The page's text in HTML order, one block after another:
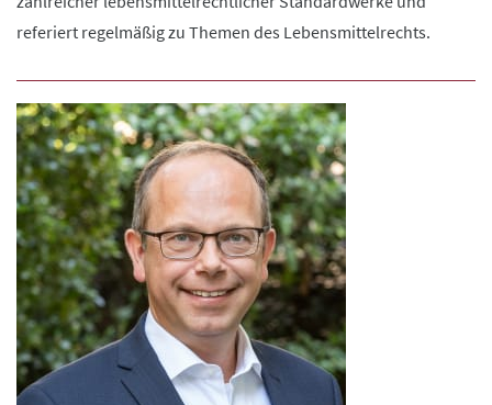
referiert regelmäßig zu Themen des Lebensmittelrechts.